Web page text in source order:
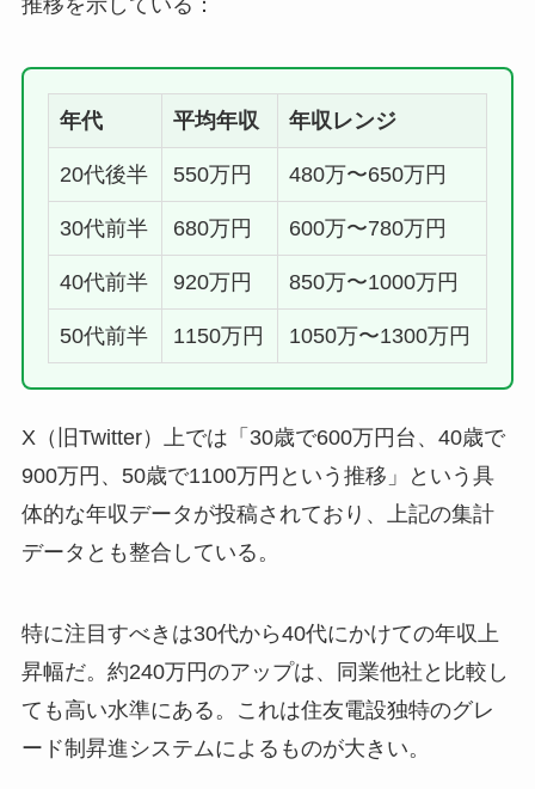
推移を示している：
年代 平均年収 年収レンジ
20代後半 550万円 480万〜650万円
30代前半 680万円 600万〜780万円
40代前半 920万円 850万〜1000万円
50代前半 1150万円 1050万〜1300万円
X（旧Twitter）上では「30歳で600万円台、40歳で
900万円、50歳で1100万円という推移」という具
体的な年収データが投稿されており、上記の集計
データとも整合している。
特に注目すべきは30代から40代にかけての年収上
昇幅だ。約240万円のアップは、同業他社と比較し
ても高い水準にある。これは住友電設独特のグレ
ード制昇進システムによるものが大きい。